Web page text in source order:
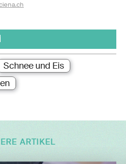
Schnee und Eis
ARTIKEL